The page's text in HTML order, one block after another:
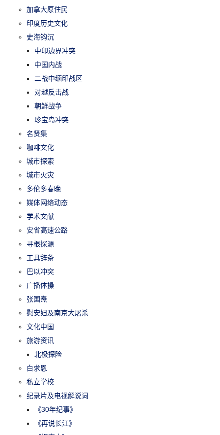
加拿大原住民
印度历史文化
史海钩沉
中印边界冲突
中国内战
二战中缅印战区
对越反击战
朝鲜战争
珍宝岛冲突
名贤集
咖啡文化
城市探索
城市火灾
多伦多春晚
媒体网络动态
学术文献
安省高速公路
寻根探源
工具辞条
巴以冲突
广播体操
张国焘
慰安妇及南京大屠杀
文化中国
旅游资讯
北极探险
白求恩
私立学校
纪录片及电视解说词
《30年纪事》
《再说长江》